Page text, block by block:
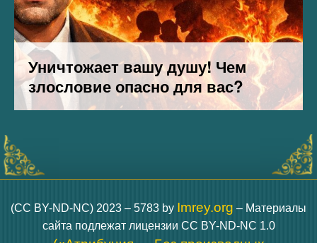
(CC BY-ND-NC) 2023 – 5783 by Imrey.org – Материалы
сайта подлежат лицензии CC BY-ND-NC 1.0